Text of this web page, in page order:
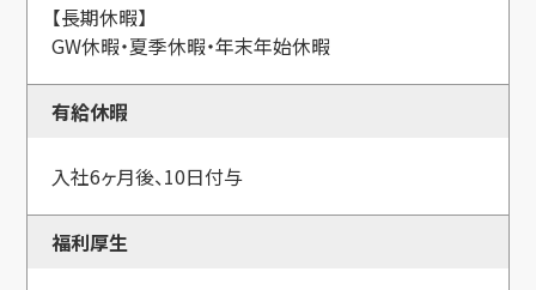
【長期休暇】
GW休暇・夏季休暇・年末年始休暇
有給休暇
入社6ヶ月後、10日付与
福利厚生